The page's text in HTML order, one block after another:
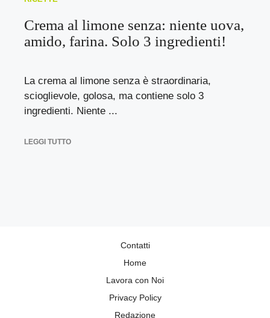
Crema al limone senza: niente uova,
amido, farina. Solo 3 ingredienti!
La crema al limone senza è straordinaria,
scioglievole, golosa, ma contiene solo 3
ingredienti. Niente ...
LEGGI TUTTO
Contatti
Home
Lavora con Noi
Privacy Policy
Redazione